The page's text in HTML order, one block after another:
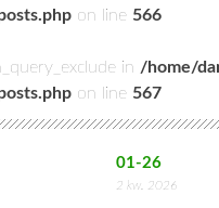
on line 566
in /home/
on line 567
01-26
2 kw. 2026